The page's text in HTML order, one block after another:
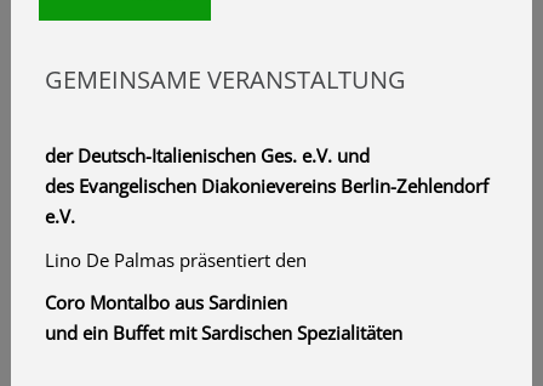
GEMEINSAME VERANSTALTUNG
der Deutsch-Italienischen Ges. e.V. und
des Evangelischen Diakonievereins Berlin-Zehlendorf
e.V.
Lino De Palmas präsentiert den
Coro Montalbo aus Sardinien
und ein Buffet mit Sardischen Spezialitäten